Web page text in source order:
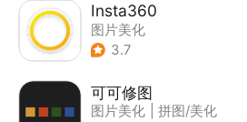
Insta360
图片美化
3.7
可可修图
图片美化
拼图/美化